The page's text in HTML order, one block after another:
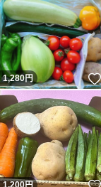
1,280円